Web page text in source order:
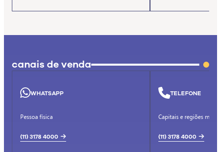
canais de venda
WHATSAPP
Pessoa física
(11) 3178 4000
TELEFONE
Capitais e regiões
(11) 3178 4000